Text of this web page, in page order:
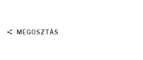
MEGOSZTÁS